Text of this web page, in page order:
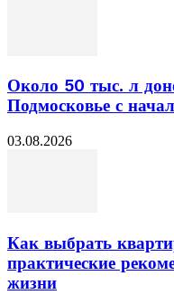
Около 50 тыс. л
Подмосковье с
03.08.2026
Как выбрать
практические
жизни